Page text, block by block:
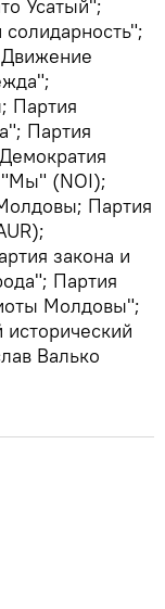
Усатый";
Партия
Партия
"Мы" (NOI);
Партия
закона и
Партия
Молдовы";
Валько